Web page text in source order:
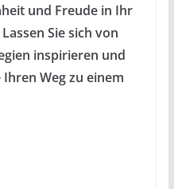
und Freude in Ihr
Sie sich von
inspirieren und
Weg zu einem